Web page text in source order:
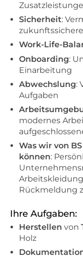
Sicherheit:
Work-Life-
Onboarding:
Einarbeitung
Abwechslung:
Aufgaben
modernes
Was wir von
können:
Rückmeldung
Ihre Aufgaben:
Herstellen von
Holz